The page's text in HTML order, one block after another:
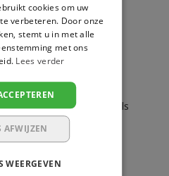
Zowel bedrijven als
terecht voor kunststof
cookies om uw
verbeteren. Door onze
stemt u in met alle
met ons
Lees verder
AFWIJZEN
WEERGEVEN